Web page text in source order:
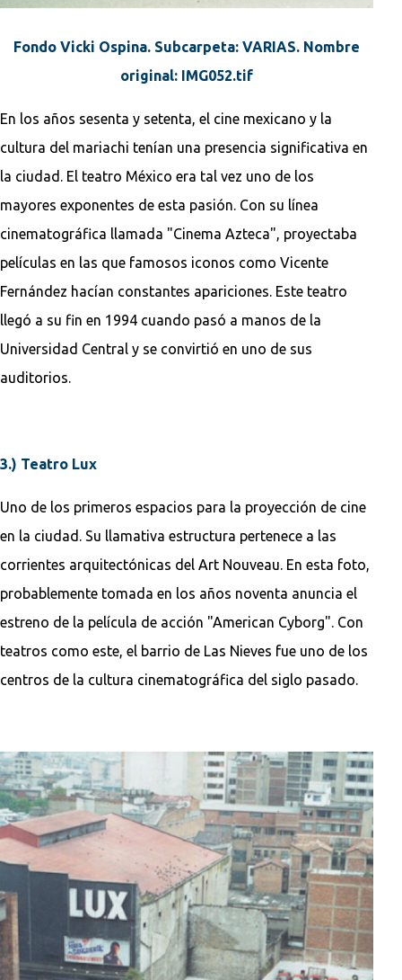
Fondo Vicki Ospina. Subcarpeta: VARIAS. Nombre
original: IMG052.tif
En los años sesenta y setenta, el cine mexicano y la
cultura del mariachi tenían una presencia significativa en
la ciudad. El teatro México era tal vez uno de los
mayores exponentes de esta pasión. Con su línea
cinematográfica llamada "Cinema Azteca", proyectaba
películas en las que famosos iconos como Vicente
Fernández hacían constantes apariciones. Este teatro
llegó a su fin en 1994 cuando pasó a manos de la
Universidad Central y se convirtió en uno de sus
auditorios.
3.) Teatro Lux
Uno de los primeros espacios para la proyección de cine
en la ciudad. Su llamativa estructura pertenece a las
corrientes arquitectónicas del Art Nouveau. En esta foto,
probablemente tomada en los años noventa anuncia el
estreno de la película de acción "American Cyborg". Con
teatros como este, el barrio de Las Nieves fue uno de los
centros de la cultura cinematográfica del siglo pasado.